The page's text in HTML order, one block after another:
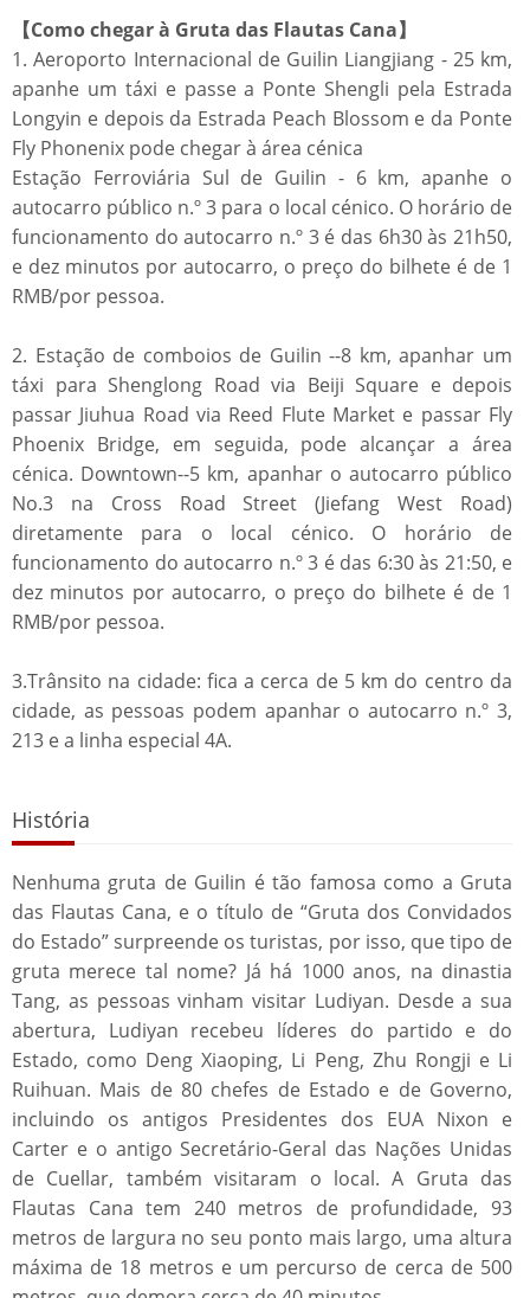
【Como chegar à Gruta das Flautas Cana】
1. Aeroporto Internacional de Guilin Liangjiang - 25 km,
apanhe um táxi e passe a Ponte Shengli pela Estrada
Longyin e depois da Estrada Peach Blossom e da Ponte
Fly Phonenix pode chegar à área cénica
Estação Ferroviária Sul de Guilin - 6 km, apanhe o
autocarro público n.º 3 para o local cénico. O horário de
funcionamento do autocarro n.º 3 é das 6h30 às 21h50,
e dez minutos por autocarro, o preço do bilhete é de 1
RMB/por pessoa.
2. Estação de comboios de Guilin --8 km, apanhar um
táxi para Shenglong Road via Beiji Square e depois
passar Jiuhua Road via Reed Flute Market e passar Fly
Phoenix Bridge, em seguida, pode alcançar a área
cénica. Downtown--5 km, apanhar o autocarro público
No.3 na Cross Road Street (Jiefang West Road)
diretamente para o local cénico. O horário de
funcionamento do autocarro n.º 3 é das 6:30 às 21:50, e
dez minutos por autocarro, o preço do bilhete é de 1
RMB/por pessoa.
3.Trânsito na cidade: fica a cerca de 5 km do centro da
cidade, as pessoas podem apanhar o autocarro n.º 3,
213 e a linha especial 4A.
História
Nenhuma gruta de Guilin é tão famosa como a Gruta
das Flautas Cana, e o título de “Gruta dos Convidados
do Estado” surpreende os turistas, por isso, que tipo de
gruta merece tal nome? Já há 1000 anos, na dinastia
Tang, as pessoas vinham visitar Ludiyan. Desde a sua
abertura, Ludiyan recebeu líderes do partido e do
Estado, como Deng Xiaoping, Li Peng, Zhu Rongji e Li
Ruihuan. Mais de 80 chefes de Estado e de Governo,
incluindo os antigos Presidentes dos EUA Nixon e
Carter e o antigo Secretário-Geral das Nações Unidas
de Cuellar, também visitaram o local. A Gruta das
Flautas Cana tem 240 metros de profundidade, 93
metros de largura no seu ponto mais largo, uma altura
máxima de 18 metros e um percurso de cerca de 500